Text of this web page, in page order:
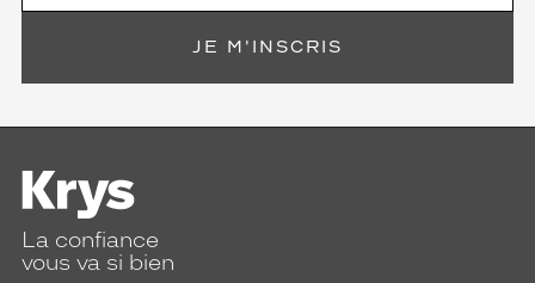
JE M'INSCRIS
La confiance
vous va si bien